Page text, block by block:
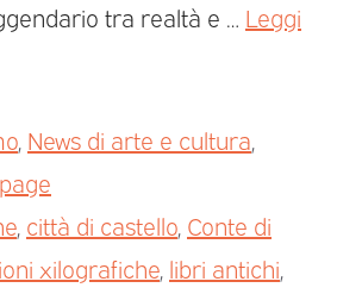
tra realtà e … Leggi
News di arte e cultura
città di castello Conte di
xilografiche libri antichi